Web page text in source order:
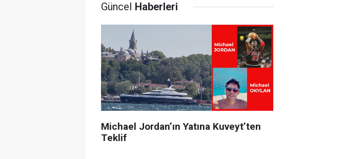
Güncel Haberleri
Michael Jordan’ın Yatına Kuveyt’ten
Teklif